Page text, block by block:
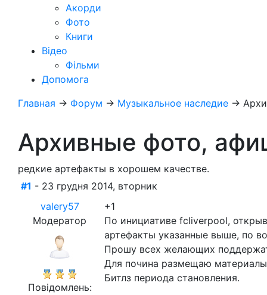
Акорди
Фото
Книги
Відео
Фільми
Допомога
Главная → Форум → Музыкальное наследие →
Архивные фото,
редкие артефакты в хорошем качестве.
#1 - 23 грудня 2014, вторник
valery57
Модератор
Повідомлень:
+1
По инициативе fcliverpool,
артефакты указанные выше, по
Прошу всех желающих
Для почина размещаю материалы
Битлз периода становления.